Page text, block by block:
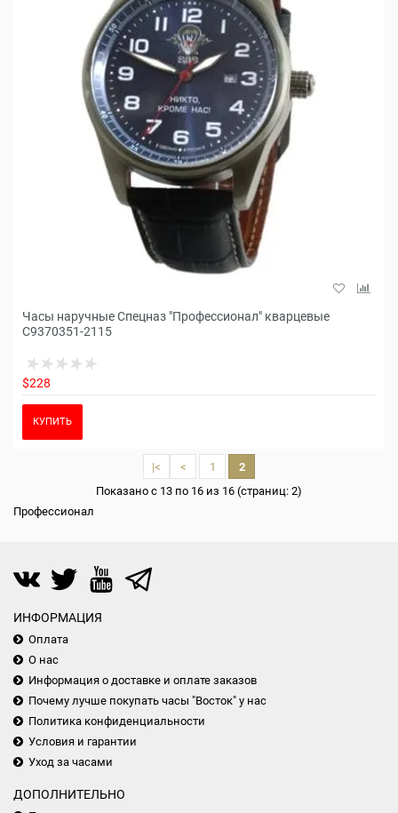
Часы наручные Спецназ "Профессионал" кварцевые
С9370351-2115
$228
КУПИТЬ
|< < 1
2
Показано с 13 по 16 из 16 (страниц: 2)
Профессионал
ИНФОРМАЦИЯ
Оплата
О нас
Информация о доставке и оплате заказов
Почему лучше покупать часы "Восток" у нас
Политика конфиденциальности
Условия и гарантии
Уход за часами
ДОПОЛНИТЕЛЬНО